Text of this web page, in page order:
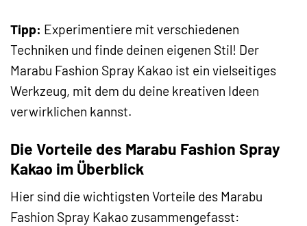
Tipp: Experimentiere mit verschiedenen
Techniken und finde deinen eigenen Stil! Der
Marabu Fashion Spray Kakao ist ein vielseitiges
Werkzeug, mit dem du deine kreativen Ideen
verwirklichen kannst.
Die Vorteile des Marabu Fashion Spray
Kakao im Überblick
Hier sind die wichtigsten Vorteile des Marabu
Fashion Spray Kakao zusammengefasst: